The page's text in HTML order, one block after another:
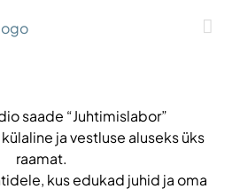
saade “Juhtimislabor”
ja vestluse aluseks üks
raamat.
kus edukad juhid ja oma